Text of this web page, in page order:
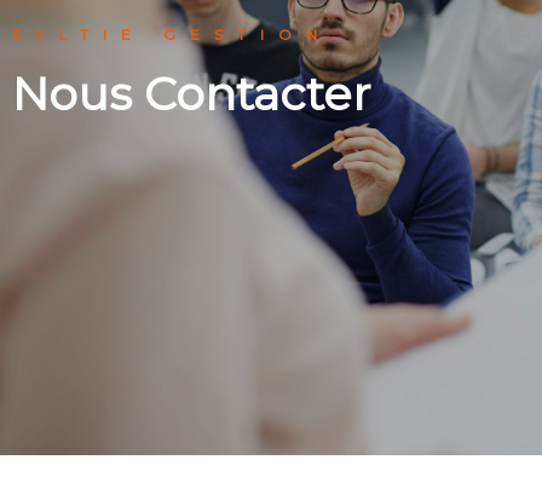
SYLTIE GESTION
Nous Contacter